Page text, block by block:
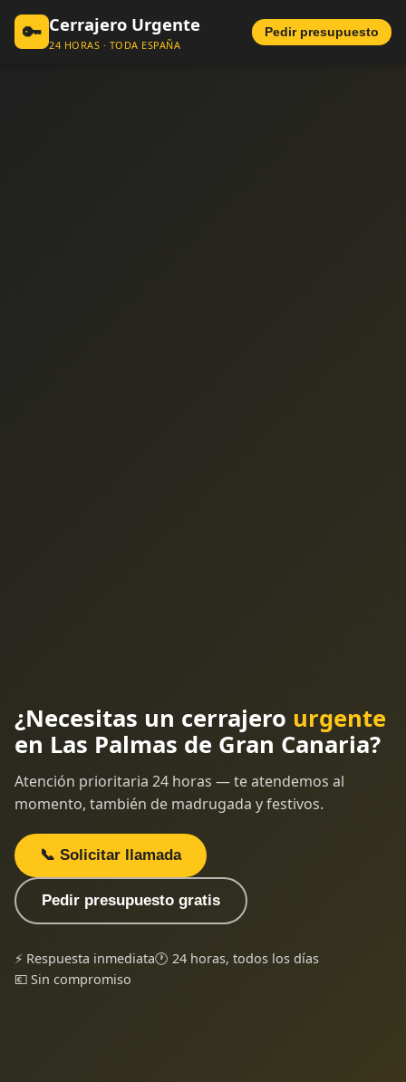
🔑 Cerrajero Urgente
24 HORAS · TODA ESPAÑA
Pedir presupuesto
¿Necesitas un cerrajero urgente
en Las Palmas de Gran Canaria?
Atención prioritaria 24 horas — te atendemos al
momento, también de madrugada y festivos.
📞 Solicitar llamada
Pedir presupuesto gratis
⚡ Respuesta inmediata🕐 24 horas, todos los días
💶 Sin compromiso